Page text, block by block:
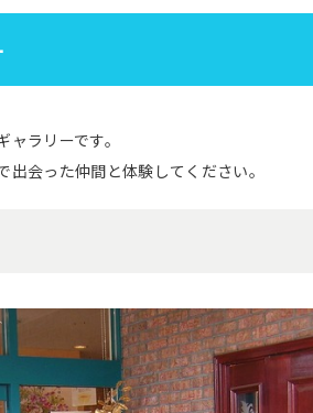
ラリーです。
会った仲間と体験してください。